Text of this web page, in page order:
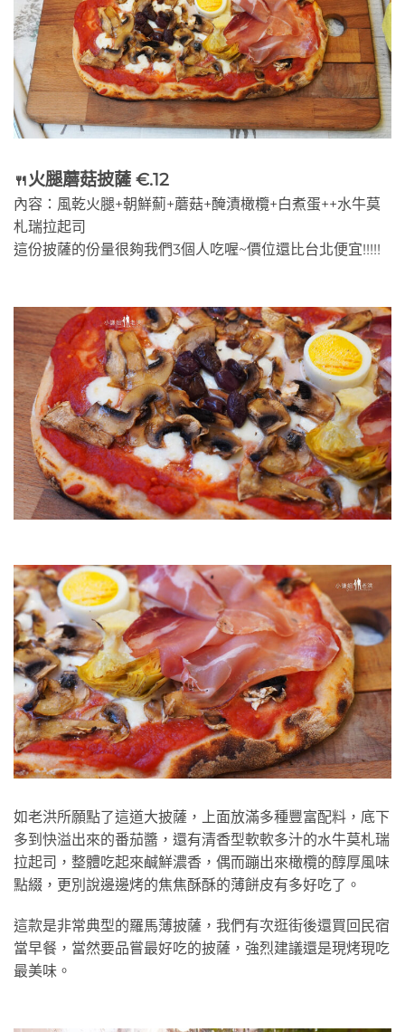
🍴火腿蘑菇披薩 €.12
內容：風乾火腿+朝鮮薊+蘑菇+醃漬橄欖+白煮蛋++水牛莫
札瑞拉起司
這份披薩的份量很夠我們3個人吃喔~價位還比台北便宜!!!!!
如老洪所願點了這道大披薩，上面放滿多種豐富配料，底下
多到快溢出來的番茄醬，還有清香型軟軟多汁的水牛莫札瑞
拉起司，整體吃起來鹹鮮濃香，偶而蹦出來橄欖的醇厚風味
點綴，更別說邊邊烤的焦焦酥酥的薄餅皮有多好吃了。
這款是非常典型的羅馬薄披薩，我們有次逛街後還買回民宿
當早餐，當然要品嘗最好吃的披薩，強烈建議還是現烤現吃
最美味。